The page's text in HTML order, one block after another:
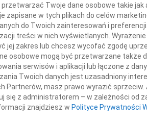
Warszawa
02.08.2024
Z żalem żegnamy naszego Przyjaciela
przetwarzać Twoje dane osobowe takie
zapisane w tych plikach do celów
do Twoich zainteresowań i
treści w nich wyświetlanych.
jej zakres lub chcesz wycofać zgodę
osobowe mogą być przetwarzane także
serwisów i aplikacji lub łączone z
Twoich danych jest uzasadniony
Partnerów, masz prawo wyrazić
się z administratorem – w zależności od
znajdziesz w Polityce Prywatności